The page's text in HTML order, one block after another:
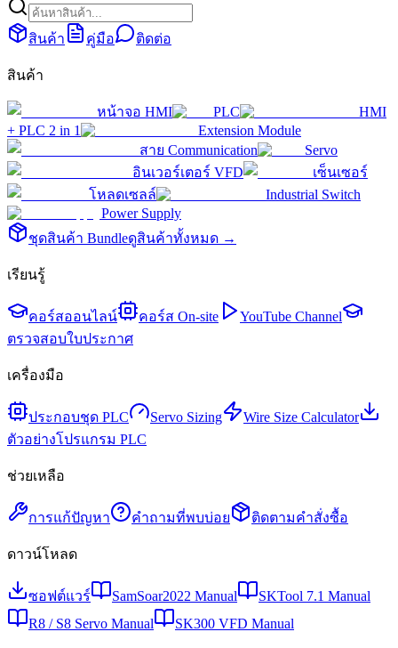
สินค้า คู่มือ ติดต่อ
สินค้า
หน้าจอ HMI PLC
HMI
+ PLC 2 in 1
Extension Module
สาย Communication
Servo
อินเวอร์เตอร์ VFD
เซ็นเซอร์
โหลดเซลล์
Industrial Switch
Power Supply
ชุดสินค้า Bundleดูสินค้าทั้งหมด →
เรียนรู้
คอร์สออนไลน์ คอร์ส On-site
YouTube Channel
ตรวจสอบใบประกาศ
เครื่องมือ
ประกอบชุด PLC Servo Sizing
Wire Size Calculator
ตัวอย่างโปรแกรม PLC
ช่วยเหลือ
การแก้ปัญหา คำถามที่พบบ่อย ติดตามคำสั่งซื้อ
ดาวน์โหลด
ซอฟต์แวร์ SamSoar2022 Manual
SKTool 7.1 Manual
R8 / S8 Servo Manual
SK300 VFD Manual